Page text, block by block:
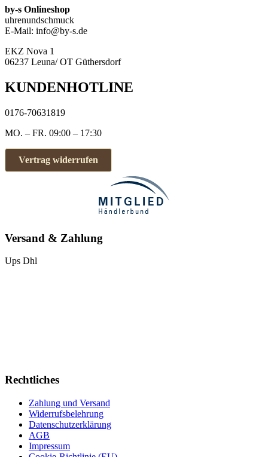
by-s Onlineshop
uhrenundschmuck
E-Mail: info@by-s.de
EKZ Nova 1
06237 Leuna/ OT Güthersdorf
KUNDENHOTLINE
0176-70631819
MO. – FR. 09:00 – 17:30
Vertrag widerrufen
Versand & Zahlung
Ups Dhl
Rechtliches
Zahlung und Versand
Widerrufsbelehrung
Datenschutzerklärung
AGB
Impressum